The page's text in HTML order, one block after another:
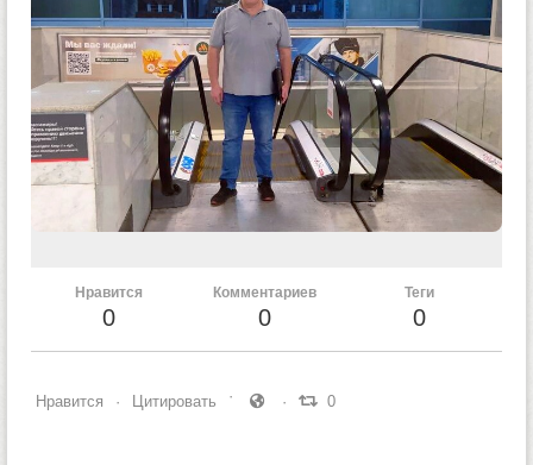
Нравится
0
Комментариев
0
Теги
0
Нравится Цитировать 0